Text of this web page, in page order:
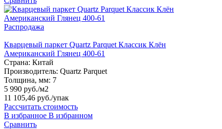
Распродажа
Кварцевый паркет Quartz Parquet Классик Клён
Американский Глянец 400-61
Страна: Китай
Производитель: Quartz Parquet
Толщина, мм: 7
5 990 руб./м2
11 105,46 руб./упак
Рассчитать стоимость
В избранное В избранном
Сравнить